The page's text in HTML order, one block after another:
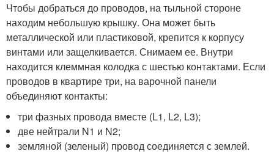
Чтобы добраться до проводов, на тыльной стороне
находим небольшую крышку. Она может быть
металлической или пластиковой, крепится к корпусу
винтами или защелкивается. Снимаем ее. Внутри
находится клеммная колодка с шестью контактами. Если
проводов в квартире три, на варочной панели
объединяют контакты:
три фазных провода вместе (L1, L2, L3);
две нейтрали N1 и N2;
земляной (зеленый) провод соединяется с землей.